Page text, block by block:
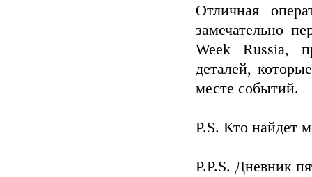
Отличная
замечательно
Week Russia,
деталей,
месте событий.
P.S. Кто найдет
P.P.S. Дневник